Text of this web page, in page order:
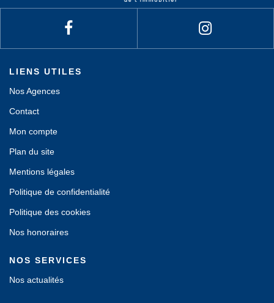
LIENS UTILES
Nos Agences
Contact
Mon compte
Plan du site
Mentions légales
Politique de confidentialité
Politique des cookies
Nos honoraires
NOS SERVICES
Nos actualités